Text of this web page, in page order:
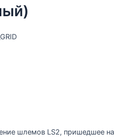
шлемов LS2, пришедшее на